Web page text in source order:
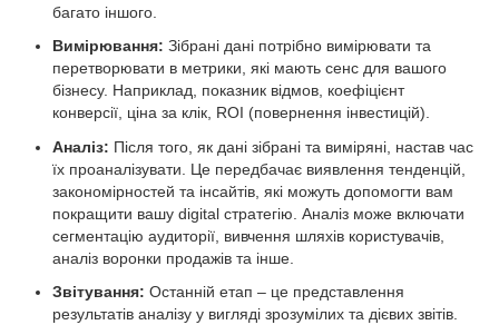
багато іншого.
Вимірювання: Зібрані дані потрібно вимірювати та
перетворювати в метрики, які мають сенс для вашого
бізнесу. Наприклад, показник відмов, коефіцієнт
конверсії, ціна за клік, ROI (повернення інвестицій).
Аналіз: Після того, як дані зібрані та виміряні, настав час
їх проаналізувати. Це передбачає виявлення тенденцій,
закономірностей та інсайтів, які можуть допомогти вам
покращити вашу digital стратегію. Аналіз може включати
сегментацію аудиторії, вивчення шляхів користувачів,
аналіз воронки продажів та інше.
Звітування: Останній етап – це представлення
результатів аналізу у вигляді зрозумілих та дієвих звітів.